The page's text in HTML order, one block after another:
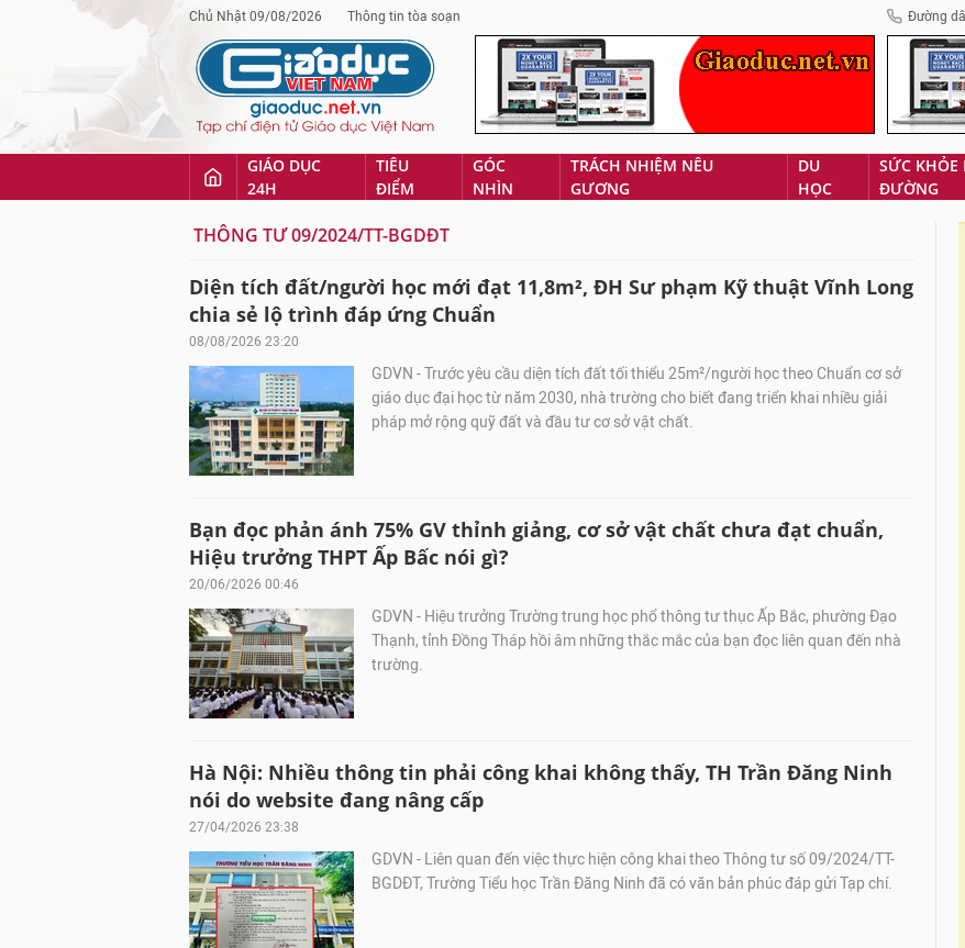
Chủ Nhật 09/08/2026 Thông tin tòa soạn Đường
GIÁO DỤC
24H
TIÊU
ĐIỂM
GÓC
NHÌN
TRÁCH NHIỆM NÊU
GƯƠNG
DU
HỌC
SỨC KHỎE
ĐƯỜNG
THÔNG TƯ 09/2024/TT-BGDĐT
Diện tích đất/người học mới đạt 11,8m², ĐH Sư phạm Kỹ thuật Vĩnh Long
chia sẻ lộ trình đáp ứng Chuẩn
08/08/2026 23:20
GDVN - Trước yêu cầu diện tích đất tối thiểu 25m²/người học theo Chuẩn cơ sở
giáo dục đại học từ năm 2030, nhà trường cho biết đang triển khai nhiều giải
pháp mở rộng quỹ đất và đầu tư cơ sở vật chất.
Bạn đọc phản ánh 75% GV thỉnh giảng, cơ sở vật chất chưa đạt chuẩn,
Hiệu trưởng THPT Ấp Bấc nói gì?
20/06/2026 00:46
GDVN - Hiệu trưởng Trường trung học phổ thông tư thục Ấp Bắc, phường Đạo
Thạnh, tỉnh Đồng Tháp hồi âm những thắc mắc của bạn đọc liên quan đến nhà
trường.
Hà Nội: Nhiều thông tin phải công khai không thấy, TH Trần Đăng Ninh
nói do website đang nâng cấp
27/04/2026 23:38
GDVN - Liên quan đến việc thực hiện công khai theo Thông tư số 09/2024/TT-
BGDĐT, Trường Tiểu học Trần Đăng Ninh đã có văn bản phúc đáp gửi Tạp chí.